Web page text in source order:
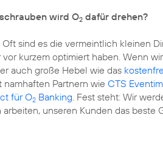
wird O2 dafür drehen?
Oft sind es die vermeintlich kleinen
kurzem optimiert haben. Wenn
auch große Hebel wie das
namhaften Partnern wie CTS
für O2 Banking. Fest steht: Wir
unseren Kunden das beste